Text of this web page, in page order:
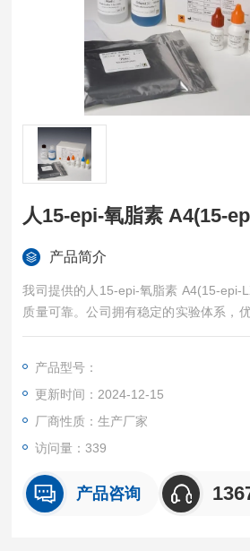
人15-epi-氧脂素 A4(15-
产品简介
我司提供的人15-epi-氧脂素 A4(15-epi-
质量可靠。公司拥有稳定的实验体系，
实验结果，是您值得信赖的合作伙伴，
产品型号：
更新时间：2024-12-15
厂商性质：生产厂家
访问量：339
产品咨询